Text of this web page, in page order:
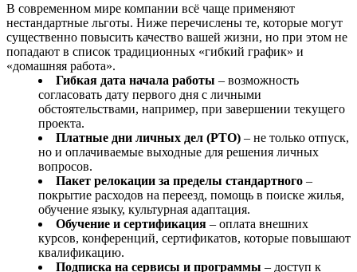
В современном мире компании всё чаще применяют
нестандартные льготы. Ниже перечислены те, которые могут
существенно повысить качество вашей жизни, но при этом не
попадают в список традиционных «гибкий график» и
«домашняя работа».
Гибкая дата начала работы – возможность
согласовать дату первого дня с личными
обстоятельствами, например, при завершении текущего
проекта.
Платные дни личных дел (PTO) – не только отпуск,
но и оплачиваемые выходные для решения личных
вопросов.
Пакет релокации за пределы стандартного –
покрытие расходов на переезд, помощь в поиске жилья,
обучение языку, культурная адаптация.
Обучение и сертификация – оплата внешних
курсов, конференций, сертификатов, которые повышают
квалификацию.
Подписка на сервисы и программы – доступ к